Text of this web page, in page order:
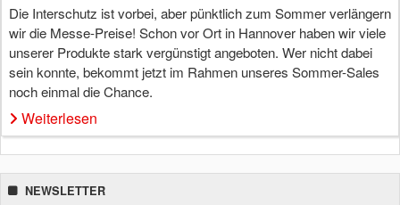
Die Interschutz ist vorbei, aber pünktlich zum Sommer verlängern
wir die Messe-Preise! Schon vor Ort in Hannover haben wir viele
unserer Produkte stark vergünstigt angeboten. Wer nicht dabei
sein konnte, bekommt jetzt im Rahmen unseres Sommer-Sales
noch einmal die Chance.
Weiterlesen
NEWSLETTER